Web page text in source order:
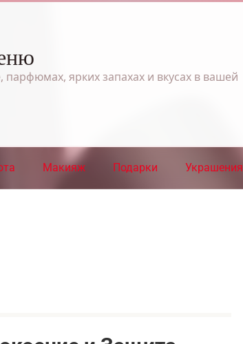
парфюмах, ярких запахах и вкусах в вашей
Макияж Подарки Украшения